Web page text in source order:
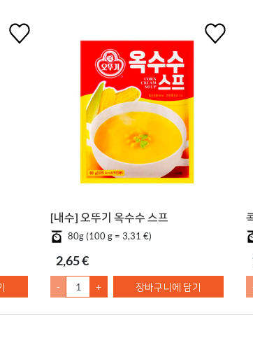
[내수] 오뚜기 옥수수 스프
80g (100 g = 3,31 €)
2,65 €
- + 장바구니에 담기